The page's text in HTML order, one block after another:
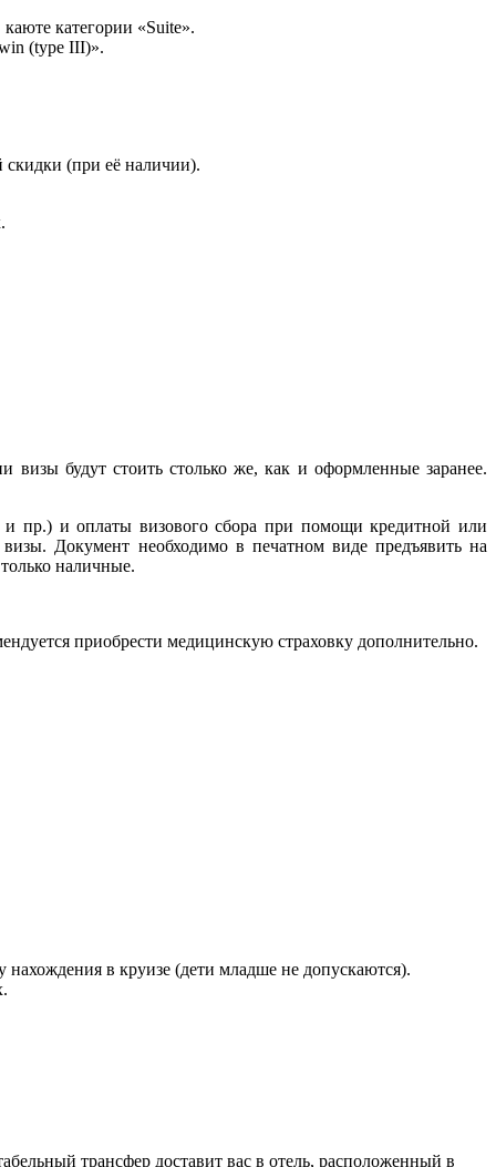
категории «Suite».
(type III)».
скидки (при её наличии).
визы будут стоить столько же, как и оформленные заранее.
пр.) и оплаты визового сбора при помощи кредитной или
Документ необходимо в печатном виде предъявить на
наличные.
приобрести медицинскую страховку дополнительно.
в круизе (дети младше не допускаются).
трансфер доставит вас в отель, расположенный в